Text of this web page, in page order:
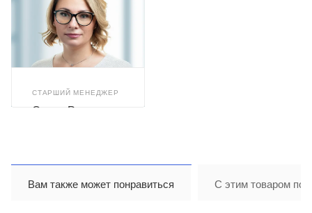
СТАРШИЙ МЕНЕДЖЕР
Олеся Романюк
Вам также может понравиться С этим товаром